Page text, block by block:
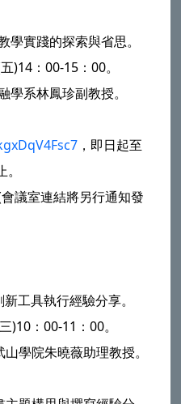
學實踐的探索與省思。
)14：00-15：00。
學系林鳳珍副教授。
，即日起至
議室連結將另行通知發
工具執行經驗分享。
)10：00-11：00。
學院朱曉薇助理教授。